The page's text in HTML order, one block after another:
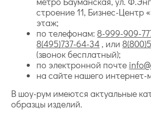
строение 11, Бизнес-Центр
этаж;
по телефонам: 8-999-909-
8(495)737-64-34 , или
(звонок бесплатный);
по электронной почте
на сайте нашего интернет-
В шоу-рум имеются актуальные
образцы изделий.